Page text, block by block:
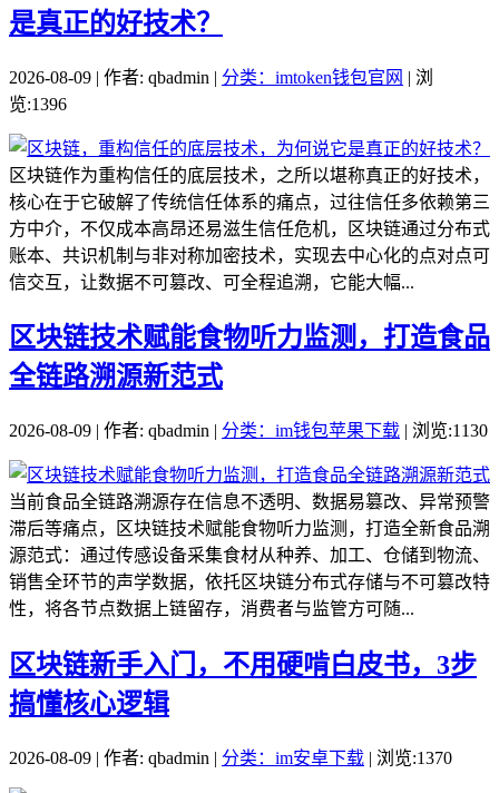
是真正的好技术？
2026-08-09 | 作者: qbadmin | 分类：imtoken钱包官网 | 浏
览:1396
区块链作为重构信任的底层技术，之所以堪称真正的好技术，
核心在于它破解了传统信任体系的痛点，过往信任多依赖第三
方中介，不仅成本高昂还易滋生信任危机，区块链通过分布式
账本、共识机制与非对称加密技术，实现去中心化的点对点可
信交互，让数据不可篡改、可全程追溯，它能大幅...
区块链技术赋能食物听力监测，打造食品
全链路溯源新范式
2026-08-09 | 作者: qbadmin | 分类：im钱包苹果下载 | 浏览:1130
当前食品全链路溯源存在信息不透明、数据易篡改、异常预警
滞后等痛点，区块链技术赋能食物听力监测，打造全新食品溯
源范式：通过传感设备采集食材从种养、加工、仓储到物流、
销售全环节的声学数据，依托区块链分布式存储与不可篡改特
性，将各节点数据上链留存，消费者与监管方可随...
区块链新手入门，不用硬啃白皮书，3步
搞懂核心逻辑
2026-08-09 | 作者: qbadmin | 分类：im安卓下载 | 浏览:1370